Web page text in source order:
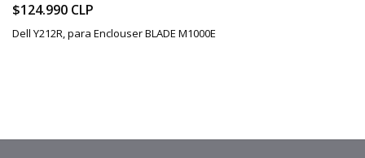
$124.990 CLP
Dell Y212R, para Enclouser BLADE M1000E